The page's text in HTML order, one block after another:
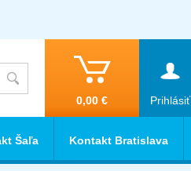
Prihlásiť
0,00 €
Šaľa Kontakt Bratislava